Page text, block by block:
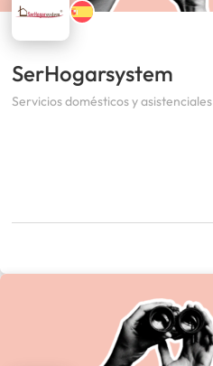
SerHogarsystem
Servicios domésticos y asistenciales